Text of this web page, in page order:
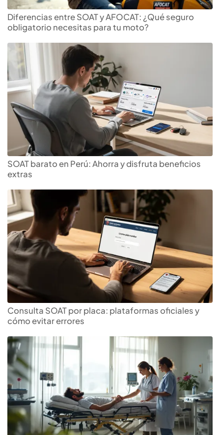
Diferencias entre SOAT y AFOCAT: ¿Qué seguro
obligatorio necesitas para tu moto?
SOAT barato en Perú: Ahorra y disfruta beneficios
extras
Consulta SOAT por placa: plataformas oficiales y
cómo evitar errores